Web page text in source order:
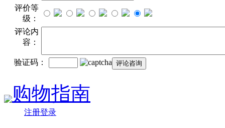
评价等
级：
评论内
容：
验证码：
购物指南
注册登录